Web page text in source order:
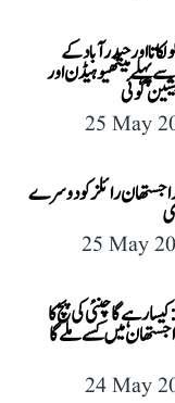
ایل 2024: کولکاتا اور حیدر آباد کے
پہلے میتھیو ہیڈن اور
گوئی
25 May
رائلز کو دوسرے
25 May
آئی پی ایل کوالیفائر 2: کیسا رہے گا چنئی کی پچ کا
میں کسے ملے گا
24 May